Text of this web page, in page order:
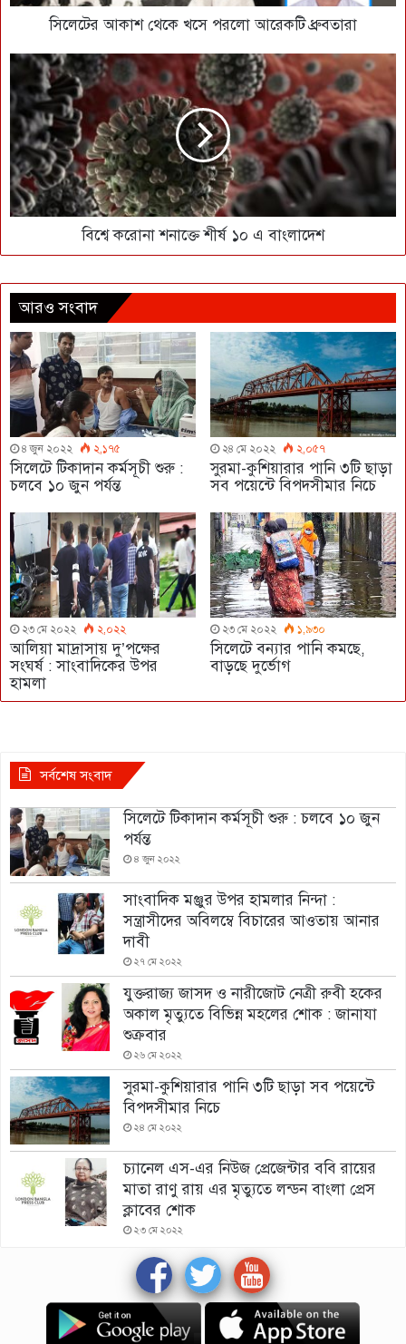
সিলেটের আকাশ থেকে খসে পরলো আরেকটি ধ্রুবতারা
বিশ্বে করোনা শনাক্তে শীর্ষ ১০ এ বাংলাদেশ
আরও সংবাদ
৪ জুন ২০২২ ২,১৭৫
সিলেটে টিকাদান কর্মসূচী শুরু :
চলবে ১০ জুন পর্যন্ত
২৪ মে ২০২২ ২,০৫৭
সুরমা-কুশিয়ারার পানি ৩টি ছাড়া
সব পয়েন্টে বিপদসীমার নিচে
২৩ মে ২০২২ ২,০২২
আলিয়া মাদ্রাসায় দু’পক্ষের
সংঘর্ষ : সাংবাদিকের উপর
হামলা
২৩ মে ২০২২ ১,৯৩০
সিলেটে বন্যার পানি কমছে,
বাড়ছে দুর্ভোগ
সর্বশেষ সংবাদ
সিলেটে টিকাদান কর্মসূচী শুরু : চলবে ১০ জুন
পর্যন্ত
৪ জুন ২০২২
সাংবাদিক মঞ্জুর উপর হামলার নিন্দা :
সন্ত্রাসীদের অবিলম্বে বিচারের আওতায় আনার
দাবী
২৭ মে ২০২২
যুক্তরাজ্য জাসদ ও নারীজোট নেত্রী রুবী হকের
অকাল মৃত্যুতে বিভিন্ন মহলের শোক : জানাযা
শুক্রবার
২৬ মে ২০২২
সুরমা-কুশিয়ারার পানি ৩টি ছাড়া সব পয়েন্টে
বিপদসীমার নিচে
২৪ মে ২০২২
চ্যানেল এস-এর নিউজ প্রেজেন্টার ববি রায়ের
মাতা রাণু রায় এর মৃত্যুতে লন্ডন বাংলা প্রেস
ক্লাবের শোক
২৩ মে ২০২২